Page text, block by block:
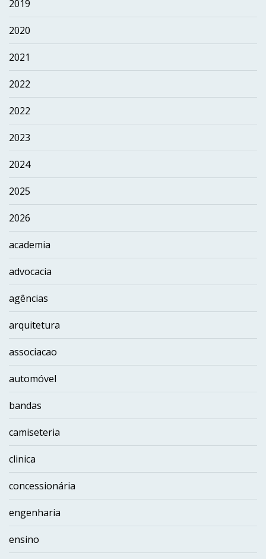
2019
2020
2021
2022
2022
2023
2024
2025
2026
academia
advocacia
agências
arquitetura
associacao
automóvel
bandas
camiseteria
clinica
concessionária
engenharia
ensino